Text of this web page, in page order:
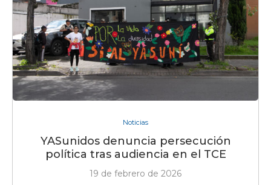
Noticias
YASunidos denuncia persecución
política tras audiencia en el TCE
19 de febrero de 2026